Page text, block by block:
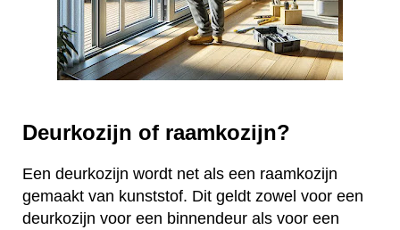
Deurkozijn of raamkozijn?
Een deurkozijn wordt net als een raamkozijn
gemaakt van kunststof. Dit geldt zowel voor een
deurkozijn voor een binnendeur als voor een